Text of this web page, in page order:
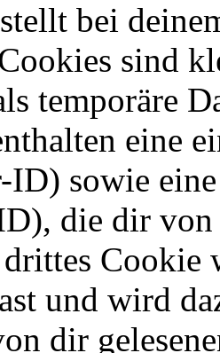
bei
sind
temporäre
eine
ID) sowie
die dir
Cookie
und wird
dir